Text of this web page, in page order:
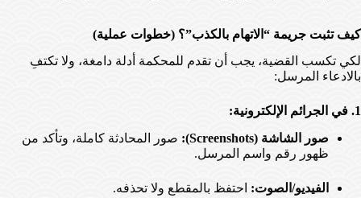
كيف تثبت جريمة “الاتهام بالكذب”؟ (خطوات عملية)
لكي تكسب القضية، يجب أن تقدم للمحكمة أدلة دامغة، ولا تكتفِ
بالادعاء المرسل:
1. في الجرائم الإلكترونية:
صور الشاشة (Screenshots):
صور المحادثة كاملة، وتأكد من
ظهور رقم واسم المرسل.
الفيديو/الصوت: احتفظ بالمقطع ولا تحذفه.